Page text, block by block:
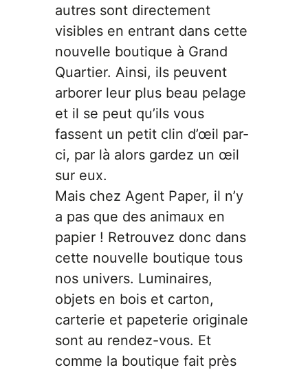
autres sont directement
visibles en entrant dans cette
nouvelle boutique à Grand
Quartier. Ainsi, ils peuvent
arborer leur plus beau pelage
et il se peut qu’ils vous
fassent un petit clin d’œil par-
ci, par là alors gardez un œil
sur eux.
Mais chez Agent Paper, il n’y
a pas que des animaux en
papier ! Retrouvez donc dans
cette nouvelle boutique tous
nos univers. Luminaires,
objets en bois et carton,
carterie et papeterie originale
sont au rendez-vous. Et
comme la boutique fait près